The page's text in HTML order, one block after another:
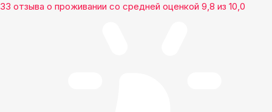
33 отзыва о проживании со средней оценкой 9,8 из 10,0